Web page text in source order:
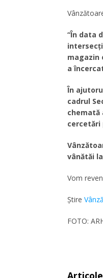
“În data
magazin
a
În
cadrul
cercetări
vânătăi
Vom
Știre
FOTO: